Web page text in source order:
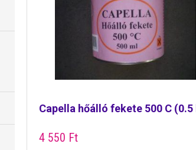
Capella hőálló fekete 500 C (0.5
4 550 Ft